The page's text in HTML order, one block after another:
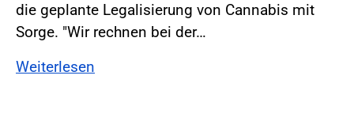
die geplante Legalisierung von Cannabis mit
Sorge. "Wir rechnen bei der…
Weiterlesen